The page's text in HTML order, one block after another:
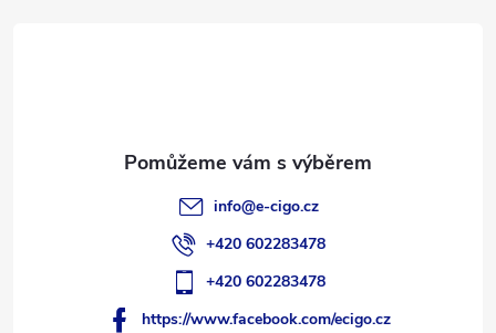
info@e-cigo.cz
+420 602283478
+420 602283478
https://www.facebook.com/ecigo.cz